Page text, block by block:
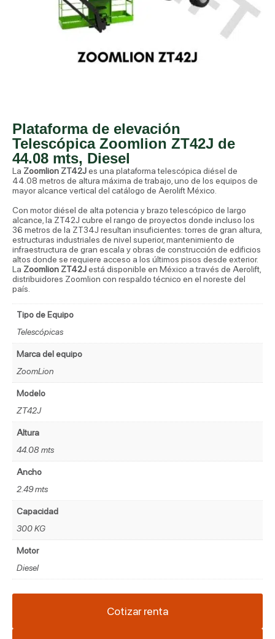
Plataforma de elevación
Telescópica Zoomlion ZT42J de
44.08 mts, Diesel
La Zoomlion ZT42Jes una plataforma telescópica diésel de
44.08 metros de altura máxima de trabajo, uno de los equipos de
mayor alcance vertical del catálogo de Aerolift México.
Con motor diésel de alta potencia y brazo telescópico de largo
alcance, la ZT42J cubre el rango de proyectos donde incluso los
36 metros de la ZT34J resultan insuficientes: torres de gran altura,
estructuras industriales de nivel superior, mantenimiento de
infraestructura de gran escala y obras de construcción de edificios
altos donde se requiere acceso a los últimos pisos desde exterior.
La Zoomlion ZT42Jestá disponible en México a través de Aerolift,
distribuidores Zoomlion con respaldo técnico en el noreste del
país.
Tipo de Equipo
Telescópicas
Marca del equipo
ZoomLion
Modelo
ZT42J
Altura
44.08 mts
Ancho
2.49 mts
Capacidad
300 KG
Motor
Diesel
Cotizar renta